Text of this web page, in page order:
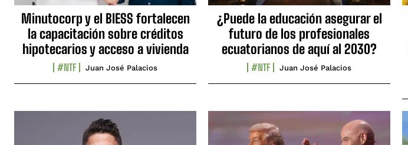
Minutocorp y el BIESS fortalecen
la capacitación sobre créditos
hipotecarios y acceso a vivienda
#NTF Juan José Palacios
¿Puede la educación asegurar el
futuro de los profesionales
ecuatorianos de aquí al 2030?
#NTF Juan José Palacios